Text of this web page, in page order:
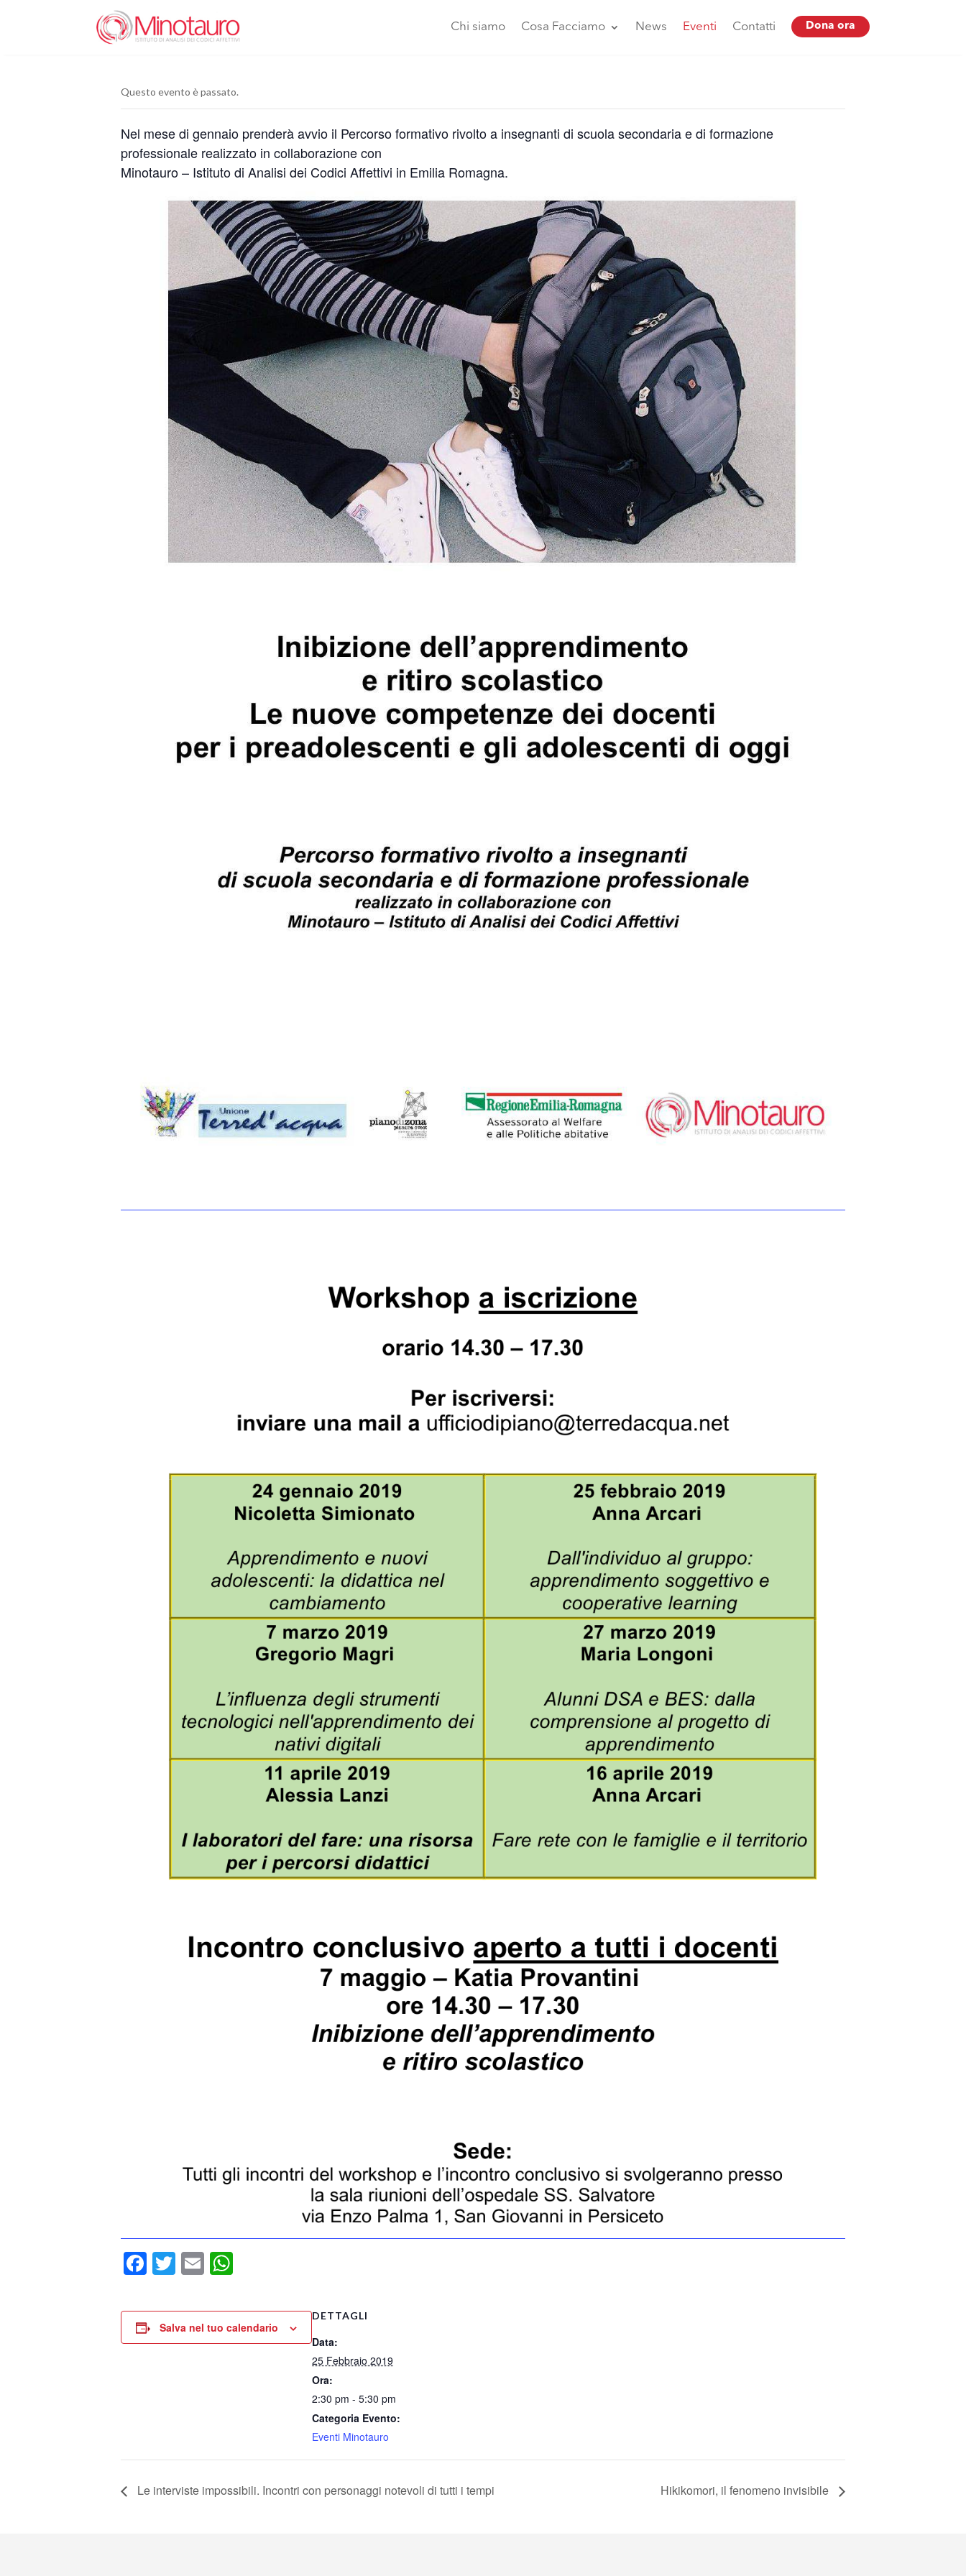
Chi siamo Cosa Facciamo News Eventi Contatti Dona ora
Questo evento è passato.
Nel mese di gennaio prenderà avvio il Percorso formativo rivolto a insegnanti di scuola secondaria e di formazione
professionale realizzato in collaborazione con
Minotauro – Istituto di Analisi dei Codici Affettivi in Emilia Romagna.
Facebook
Twitter
Email
Salva nel tuo calendario
DETTAGLI
Data:
25 Febbraio 2019
Ora:
2:30 pm - 5:30 pm
Categoria Evento:
Eventi Minotauro
Le interviste impossibili. Incontri con personaggi notevoli di tutti i tempi Hikikomori, il fenomeno invisibile